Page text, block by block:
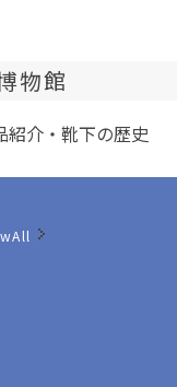
物館
紹介・靴下の歴史